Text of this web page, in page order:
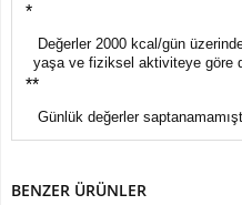
*
Değerler 2000 kcal/gün
yaşa ve fiziksel aktiviteye göre
**
Günlük değerler
BENZER ÜRÜNLER